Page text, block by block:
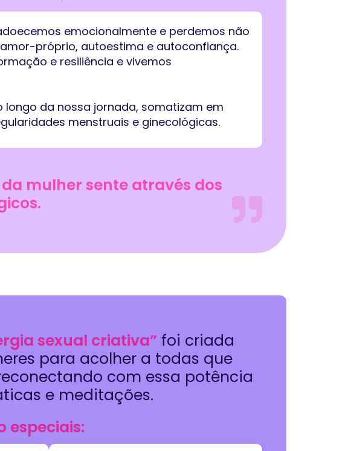
emocionalmente e perdemos não
próprio, autoestima e autoconfiança.
e resiliência e vivemos
da nossa jornada, somatizam em
menstruais e ginecológicas.
mulher sente através dos
sexual criativa” foi criada
para acolher a todas que
com essa potência
e meditações.
especiais: